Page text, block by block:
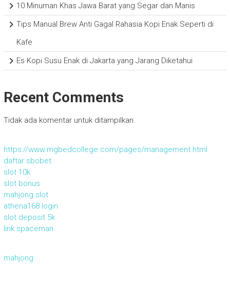
10 Minuman Khas Jawa Barat yang Segar dan Manis
Tips Manual Brew Anti Gagal Rahasia Kopi Enak Seperti di
Kafe
Es Kopi Susu Enak di Jakarta yang Jarang Diketahui
Recent Comments
Tidak ada komentar untuk ditampilkan.
https://www.mgbedcollege.com/pages/management.html
daftar sbobet
slot 10k
slot bonus
mahjong slot
athena168 login
slot deposit 5k
link spaceman
mahjong